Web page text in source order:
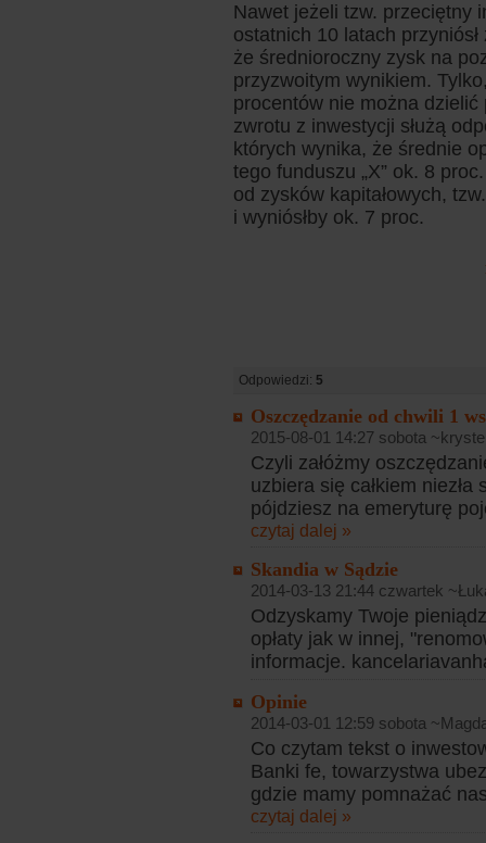
Nawet jeżeli tzw. przeciętny
ostatnich 10 latach
że średnioroczny zysk na
przyzwoitym wynikiem.
procentów nie można
zwrotu z inwestycji służą
których wynika, że średnie
tego funduszu „X” ok. 8
od zysków kapitałowych,
i wyniósłby ok. 7 proc.
Odpowiedzi: 5
Oszczędzanie od chwili 1
2015-08-01 14:27 sobota
Czyli załóżmy
uzbiera się całkiem
pójdziesz na emeryturę
czytaj dalej »
Skandia w Sądzie
2014-03-13 21:44 czwartek
Odzyskamy Twoje
opłaty jak w innej,
informacje.
Opinie
2014-03-01 12:59 sobota
Co czytam tekst o
Banki fe, towarzystwa
gdzie mamy pomnażać
czytaj dalej »